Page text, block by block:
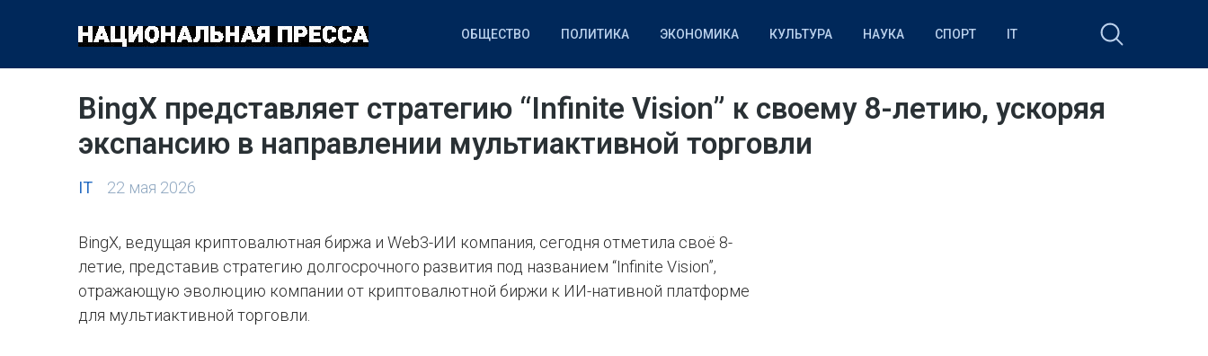
ОБЩЕСТВО ПОЛИТИКА ЭКОНОМИКА КУЛЬТУРА НАУКА СПОРТ IT
ОБЩЕСТВО ПОЛИТИКА ЭКОНОМИКА КУЛЬТУРА НАУКА СПОРТ IT
BingX представляет стратегию “Infinite Vision” к своему 8-летию, ускоряя
экспансию в направлении мультиактивной торговли
IT 22 мая 2026
BingX, ведущая криптовалютная биржа и Web3-ИИ компания, сегодня отметила своё 8-
летие, представив стратегию долгосрочного развития под названием “Infinite Vision”,
отражающую эволюцию компании от криптовалютной биржи к ИИ-нативной платформе
для мультиактивной торговли.